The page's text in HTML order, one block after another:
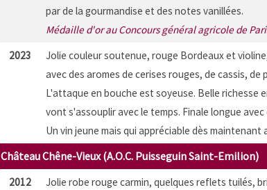
par de la gourmandise et des notes vanillées.
Médaille d'or au Concours général agricole de
2023
Jolie couleur soutenue, rouge Bordeaux et
avec des aromes de cerises rouges, de cassis,
L'attaque en bouche est soyeuse. Belle richesse
vont s'assouplir avec le temps. Finale longue
Un vin jeune mais qui appréciable dès maintenant
Château Chêne-Vieux (A.O.C. Puisseguin Saint-Emilion)
2012
Jolie robe rouge carmin, quelques reflets tuilés,